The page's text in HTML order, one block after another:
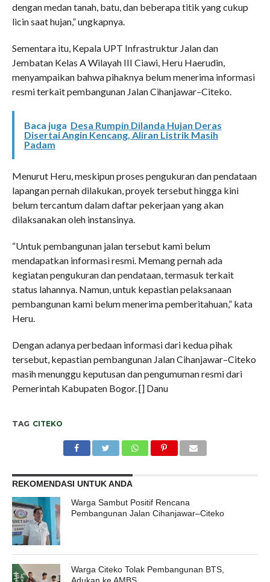
dengan medan tanah, batu, dan beberapa titik yang cukup
licin saat hujan,” ungkapnya.
Sementara itu, Kepala UPT Infrastruktur Jalan dan
Jembatan Kelas A Wilayah III Ciawi, Heru Haerudin,
menyampaikan bahwa pihaknya belum menerima informasi
resmi terkait pembangunan Jalan Cihanjawar–Citeko.
Baca juga Desa Rumpin Dilanda Hujan Deras
Disertai Angin Kencang, Aliran Listrik Masih
Padam
Menurut Heru, meskipun proses pengukuran dan pendataan
lapangan pernah dilakukan, proyek tersebut hingga kini
belum tercantum dalam daftar pekerjaan yang akan
dilaksanakan oleh instansinya.
“Untuk pembangunan jalan tersebut kami belum
mendapatkan informasi resmi. Memang pernah ada
kegiatan pengukuran dan pendataan, termasuk terkait
status lahannya. Namun, untuk kepastian pelaksanaan
pembangunan kami belum menerima pemberitahuan,” kata
Heru.
Dengan adanya perbedaan informasi dari kedua pihak
tersebut, kepastian pembangunan Jalan Cihanjawar–Citeko
masih menunggu keputusan dan pengumuman resmi dari
Pemerintah Kabupaten Bogor. [] Danu
TAG CITEKO
REKOMENDASI UNTUK ANDA
Warga Sambut Positif Rencana
Pembangunan Jalan Cihanjawar–Citeko
Warga Citeko Tolak Pembangunan BTS,
Adukan ke AMBS